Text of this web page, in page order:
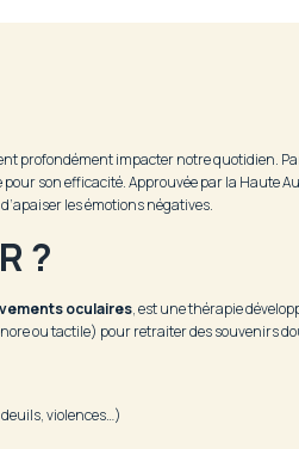
profondément impacter notre quotidien.
son efficacité. Approuvée par la Haute
les émotions négatives.
?
oculaires, est une thérapie
ou tactile) pour retraiter des souvenirs
violences…)